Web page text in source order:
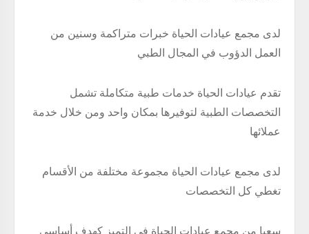
لدى مجمع عيادات الحياة خبرات متراكمة وسنين من
العمل الدؤوب في المجال الطبي
تقدم عيادات الحياة خدمات طبية متكاملة تشمل
التخصصات الطبية لتوفيرها بمكان واحد ومن خلال خدمة
عملائها
لدى مجمع عيادات الحياة مجموعة مختلفة من الأقسام
تغطي كل التخصصات
سعيا من مجمع عيادات الحياة في التميز كهدف أساسي